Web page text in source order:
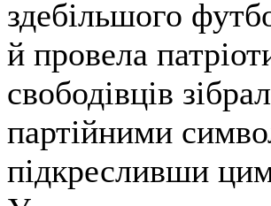
здебільшого
й провела
свободівців
партійними
підкресливши